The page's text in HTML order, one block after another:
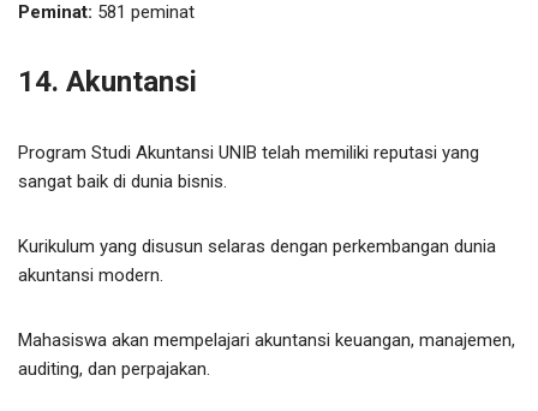
Peminat: 581 peminat
14. Akuntansi
Program Studi Akuntansi UNIB telah memiliki reputasi yang
sangat baik di dunia bisnis.
Kurikulum yang disusun selaras dengan perkembangan dunia
akuntansi modern.
Mahasiswa akan mempelajari akuntansi keuangan, manajemen,
auditing, dan perpajakan.